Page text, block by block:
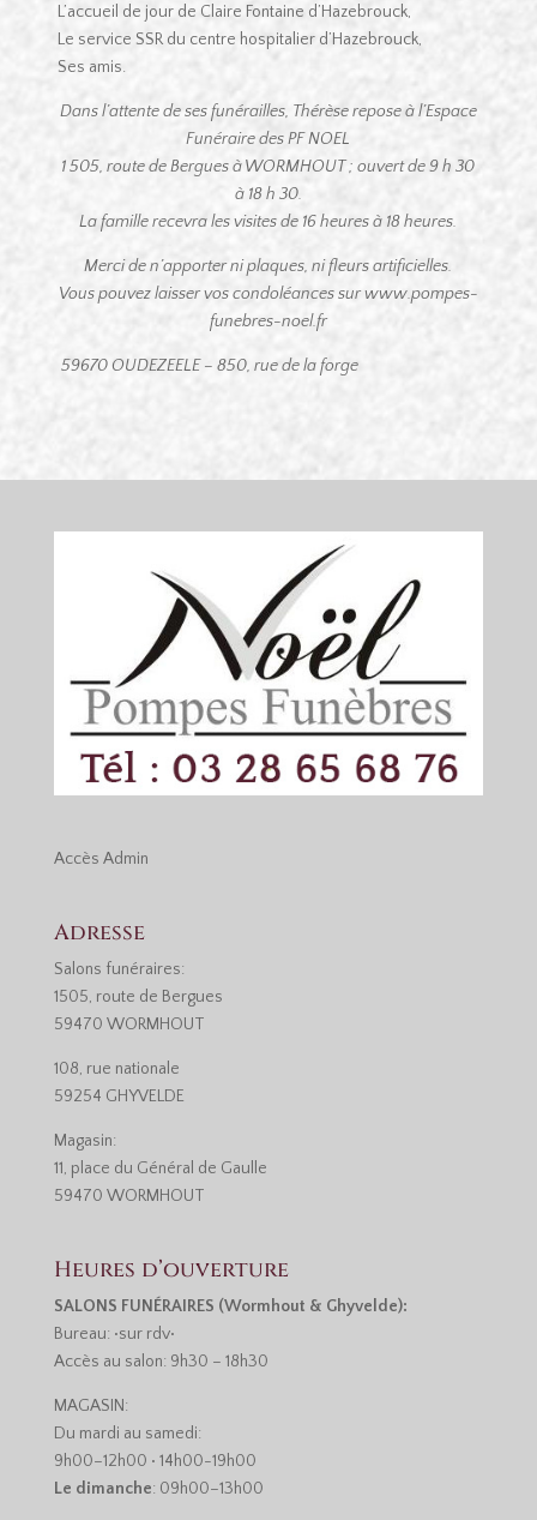
L’accueil de jour de Claire Fontaine d’Hazebrouck,
Le service SSR du centre hospitalier d’Hazebrouck,
Ses amis.
Dans l’attente de ses funérailles, Thérèse repose à l’Espace
Funéraire des PF NOEL
1 505, route de Bergues à WORMHOUT ; ouvert de 9 h 30
à 18 h 30.
La famille recevra les visites de 16 heures à 18 heures.
Merci de n’apporter ni plaques, ni fleurs artificielles.
Vous pouvez laisser vos condoléances sur www.pompes-
funebres-noel.fr
59670 OUDEZEELE – 850, rue de la forge
Accès Admin
Adresse
Salons funéraires:
1505, route de Bergues
59470 WORMHOUT
108, rue nationale
59254 GHYVELDE
Magasin:
11, place du Général de Gaulle
59470 WORMHOUT
Heures d’ouverture
SALONS FUNÉRAIRES (Wormhout & Ghyvelde):
Bureau: •sur rdv•
Accès au salon: 9h30 – 18h30
MAGASIN:
Du mardi au samedi:
9h00–12h00 • 14h00-19h00
Le dimanche: 09h00–13h00